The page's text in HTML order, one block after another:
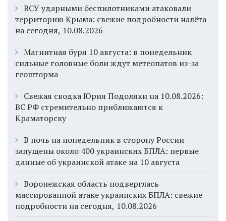
ВСУ ударными беспилотниками атаковали
территорию Крыма: свежие подробности налёта
на сегодня, 10.08.2026
Магнитная буря 10 августа: в понедельник
сильные головные боли ждут метеопатов из-за
геошторма
Свежая сводка Юрия Подоляки на 10.08.2026:
ВС РФ стремительно приближаются к
Краматорску
В ночь на понедельник в сторону России
запущены около 400 украинских БПЛА: первые
данные об украинской атаке на 10 августа
Воронежская область подверглась
массированной атаке украинских БПЛА: свежие
подробности на сегодня, 10.08.2026